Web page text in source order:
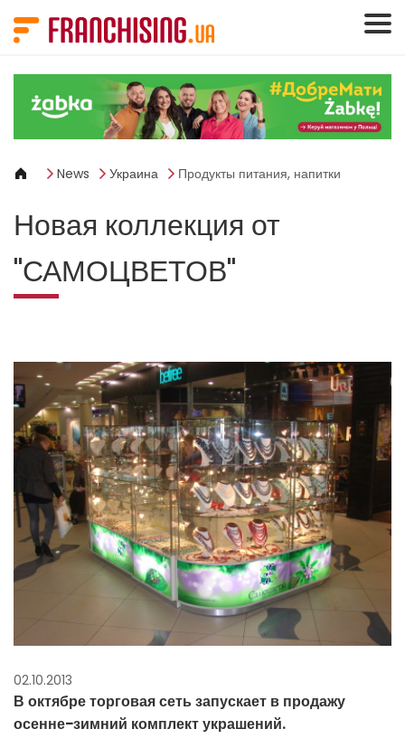
News Украина Продукты питания, напитки
Новая коллекция от
"САМОЦВЕТОВ"
02.10.2013
В октябре торговая сеть запускает в продажу
осенне-зимний комплект украшений.